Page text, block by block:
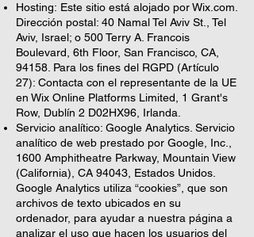
Hosting: Este sitio está alojado por Wix.com.
Dirección postal: 40 Namal Tel Aviv St., Tel
Aviv, Israel; o 500 Terry A. Francois
Boulevard, 6th Floor, San Francisco, CA,
94158. Para los fines del RGPD (Artículo
27): Contacta con el representante de la UE
en Wix Online Platforms Limited, 1 Grant's
Row, Dublín 2 D02HX96, Irlanda.
Servicio analítico: Google Analytics. Servicio
analítico de web prestado por Google, Inc.,
1600 Amphitheatre Parkway, Mountain View
(California), CA 94043, Estados Unidos.
Google Analytics utiliza “cookies”, que son
archivos de texto ubicados en su
ordenador, para ayudar a nuestra página a
analizar el uso que hacen los usuarios del